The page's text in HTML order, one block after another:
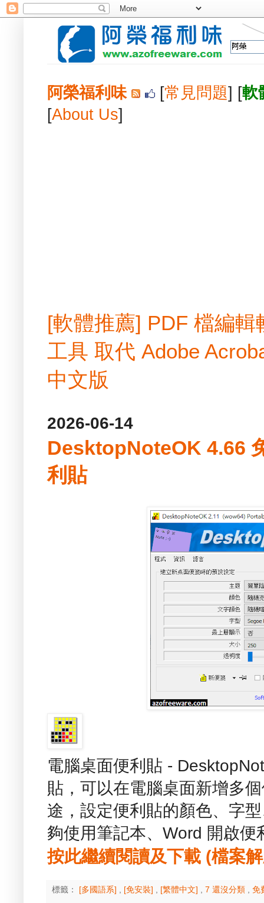
阿榮福利味 [常見問題] [軟
[About Us]
[軟體推薦] PDF 檔編
工具 取代 Adobe
中文版
2026-06-14
DesktopNoteOK 4.66
利貼
電腦桌面便利貼 -
貼，可以在電腦桌面新增多
途，設定便利貼的顏色、字
夠使用筆記本、Word 開啟便
按此繼續閱讀及下載 (檔案
標籤： [多國語系] [免安裝] [繁體中文] 7 還沒分類 免